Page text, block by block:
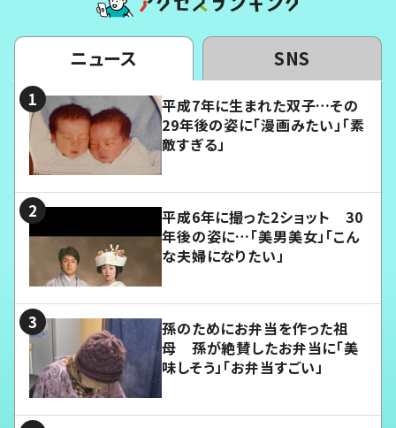
ニュース SNS
平成7年に生まれた双子…その
29年後の姿に「漫画みたい」「素
敵すぎる」
平成6年に撮った2ショット 30
年後の姿に…「美男美女」「こん
な夫婦になりたい」
孫のためにお弁当を作った祖
母 孫が絶賛したお弁当に「美
味しそう」「お弁当すごい」